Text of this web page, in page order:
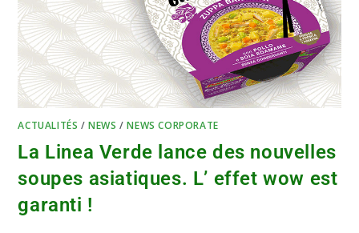
ACTUALITÉS /NEWS /NEWS CORPORATE
La Linea Verde lance des nouvelles
soupes asiatiques. L’ effet wow est
garanti !